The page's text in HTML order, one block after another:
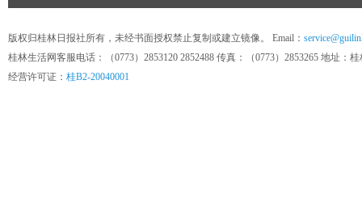
版权归桂林日报社所有，未经书面授权禁止复制或建立镜像。 Email：
桂林生活网客服电话：（0773）2853120 2852488 传真：（0773）2853265 地址
经营许可证： 桂B2-20040001